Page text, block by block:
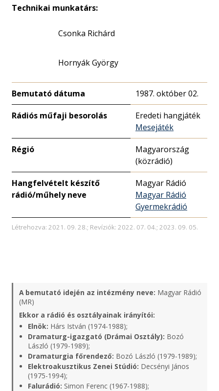
Technikai munkatárs:
Csonka Richárd
Hornyák György
Bemutató dátuma 1987. október 02.
Rádiós műfaji besorolás
Eredeti hangjáték
Mesejáték
Régió
Magyarország
(közrádió)
Hangfelvételt készítő
rádió/műhely neve
Magyar Rádió
Magyar Rádió
Gyermekrádió
Létrehozva: 2021. 09. 28.; Revíziók: 2022. 07. 04.; 2023. 09. 05.
A bemutató idején az intézmény neve: Magyar Rádió
(MR)
Ekkor a rádió és osztályainak irányítói:
Elnök: Hárs István (1974-1988);
Dramaturg-igazgató (Drámai Osztály): Bozó
László (1979-1989);
Dramaturgia főrendező: Bozó László (1979-1989);
Elektroakusztikus Zenei Stúdió: Decsényi János
(1975-1994);
Falurádió: Simon Ferenc (1967-1988);